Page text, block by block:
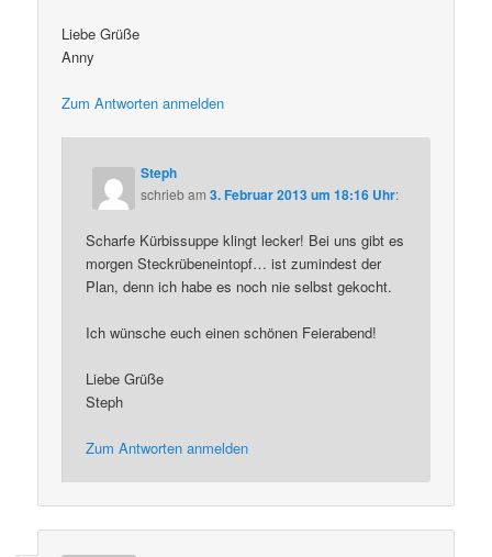
Liebe Grüße
Anny
Zum Antworten anmelden
Steph
schriebam3. Februar 2013 um 18:16 Uhr:
Scharfe Kürbissuppe klingt lecker! Bei uns gibt es
morgen Steckrübeneintopf… ist zumindest der
Plan, denn ich habe es noch nie selbst gekocht.
Ich wünsche euch einen schönen Feierabend!
Liebe Grüße
Steph
Zum Antworten anmelden